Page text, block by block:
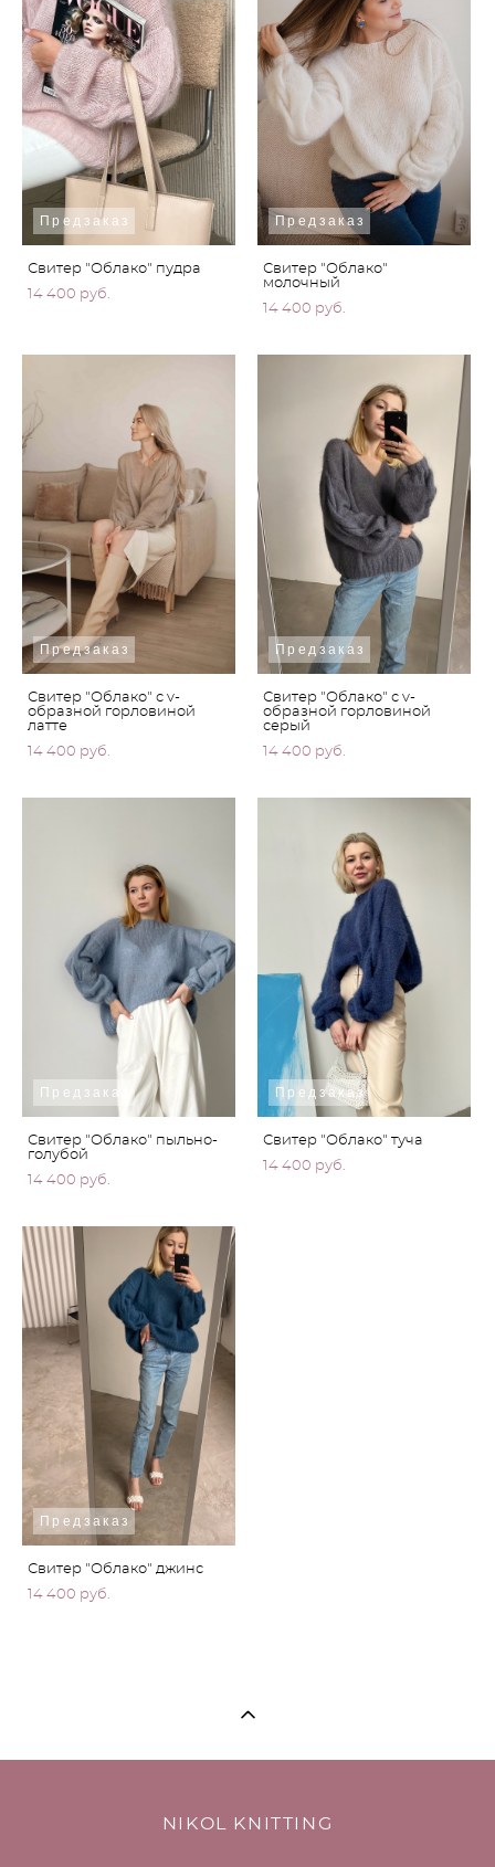
Предзаказ
Свитер "Облако" пудра
14 400 pуб.
Предзаказ
Свитер "Облако"
молочный
14 400 pуб.
Предзаказ
Свитер "Облако" с v-
образной горловиной
латте
14 400 pуб.
Предзаказ
Свитер "Облако" с v-
образной горловиной
серый
14 400 pуб.
Предзаказ
Свитер "Облако" пыльно-
голубой
14 400 pуб.
Предзаказ
Свитер "Облако" туча
14 400 pуб.
Предзаказ
Свитер "Облако" джинс
14 400 pуб.
NIKOL KNITTING